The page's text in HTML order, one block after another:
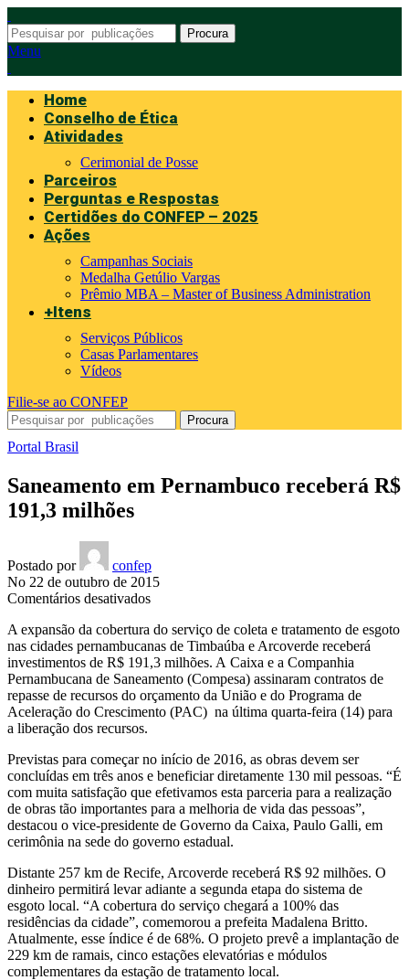
Procura
Menu
Home
Conselho de Ética
Atividades
Cerimonial de Posse
Parceiros
Perguntas e Respostas
Certidões do CONFEP – 2025
Ações
Campanhas Sociais
Medalha Getúlio Vargas
Prêmio MBA – Master of Business Administration
+Itens
Serviços Públicos
Casas Parlamentares
Vídeos
Filie-se ao CONFEP
Procura
Portal Brasil
Saneamento em Pernambuco receberá R$
191,3 milhões
Postado por
confep
No 22 de outubro de 2015
Comentários desativadosem
em
Pernambuco
receberá
R$
191,3
milhões
A expansão da cobertura do serviço de coleta e tratamento de esgoto
nas cidades pernambucanas de Timbaúba e Arcoverde receberá
investimentos de R$ 191,3 milhões. A Caixa e a Companhia
Pernambucana de Saneamento (Compesa) assinaram contratos de
repasse de recursos do orçamento da União e do Programa de
Aceleração do Crescimento (PAC) na última quarta-feira (14) para
a liberação dos recursos.
Previstas para começar no início de 2016, as obras devem ser
concluídas em três anos e beneficiar diretamente 130 mil pessoas. “É
com muita satisfação que efetivamos esta parceria para a realização
de obras tão importantes para a melhoria de vida das pessoas”,
destacou o vice-presidente de Governo da Caixa, Paulo Galli, em
cerimônia na sede do governo estadual.
Distante 257 km de Recife, Arcoverde receberá R$ 92 milhões. O
dinheiro permitirá levar adiante a segunda etapa do sistema de
esgoto local. “A cobertura do serviço chegará a 100% das
residências da cidade”, comemorou a prefeita Madalena Britto.
Atualmente, esse índice é de 68%. O projeto prevê a implantação de
229 km de ramais, cinco estações elevatórias e módulos
complementares da estação de tratamento local.